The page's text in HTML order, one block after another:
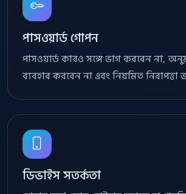
পাসওয়ার্ড গোপন
পাসওয়ার্ড কারও সঙ্গে ভাগ করবেন না,
ব্যবহার করবেন না এবং নিয়মিত নিরাপত্তা
ডিভাইস সতর্কতা